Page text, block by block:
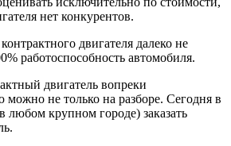
нет конкурентов.
двигателя далеко не
работоспособность автомобиля.
двигатель вопреки
не только на разборе. Сегодня в
любом крупном городе) заказать